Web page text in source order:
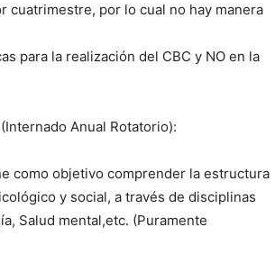
cuatrimestre, por lo cual no hay manera
para la realización del CBC y NO en la
(Internado Anual Rotatorio):
como objetivo comprender la estructura
y social, a través de disciplinas
Salud mental,etc. (Puramente